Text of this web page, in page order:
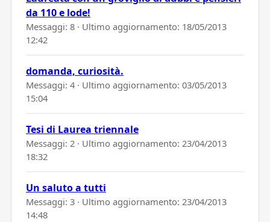
da 110 e lode!
Messaggi: 8 · Ultimo aggiornamento: 18/05/2013
12:42
domanda, curiosità.
Messaggi: 4 · Ultimo aggiornamento: 03/05/2013
15:04
Tesi di Laurea triennale
Messaggi: 2 · Ultimo aggiornamento: 23/04/2013
18:32
Un saluto a tutti
Messaggi: 3 · Ultimo aggiornamento: 23/04/2013
14:48